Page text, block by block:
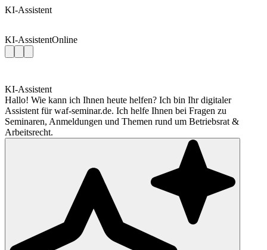
KI-Assistent
KI-AssistentOnline
KI-Assistent
Hallo! Wie kann ich Ihnen heute helfen? Ich bin Ihr digitaler
Assistent für waf-seminar.de. Ich helfe Ihnen bei Fragen zu
Seminaren, Anmeldungen und Themen rund um Betriebsrat &
Arbeitsrecht.